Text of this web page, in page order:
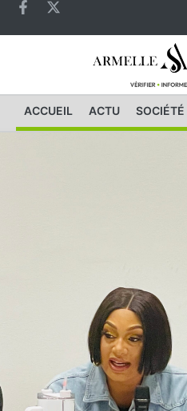
ACCUEIL ACTU SOCIÉTÉ